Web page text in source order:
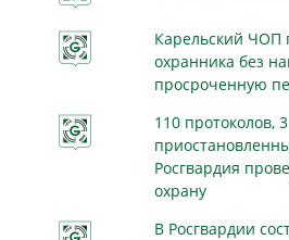
Карельский ЧОП
охранника без
просроченную
110 протоколов, 3
Росгвардия
охрану
В Росгвардии